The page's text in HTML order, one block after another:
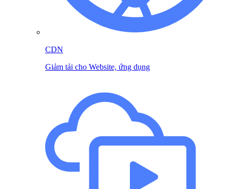
CDN
Giảm tải cho Website, ứng dụng